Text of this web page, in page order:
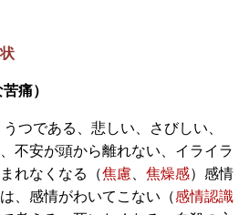
痛）
つである、悲しい、さびしい、
不安が頭から離れない、イライラ
れなくなる（焦慮 焦燥感）感情
、感情がわいてこない（感情認識